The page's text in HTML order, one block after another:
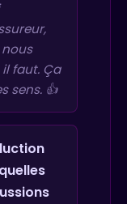
faut. Ça
sens. 👍